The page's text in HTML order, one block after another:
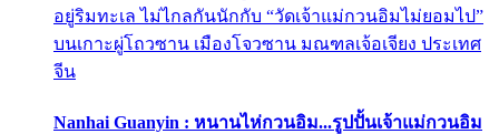
อยู่ริมทะเล ไม่ไกลกันนักกับ “วัดเจ้าแม่กวนอิมไม่ยอมไป”
บนเกาะผู่โถวซาน เมืองโจวซาน มณฑลเจ้อเจียง ประเทศ
จีน
Nanhai Guanyin : หนานไห่กวนอิม...รูปปั้นเจ้าแม่กวนอิม